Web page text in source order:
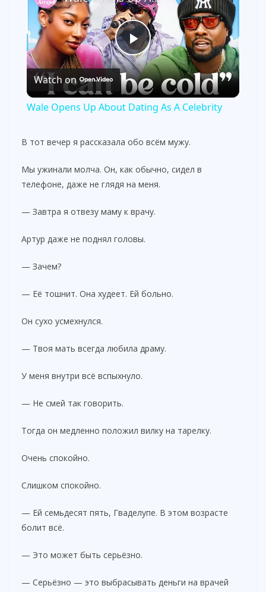
P
l
y
i
Watch on
Wale Opens Up About Dating As A Celebrity
В тот вечер я рассказала обо всём мужу.
Мы ужинали молча. Он, как обычно, сидел в
телефоне, даже не глядя на меня.
— Завтра я отвезу маму к врачу.
Артур даже не поднял головы.
— Зачем?
— Её тошнит. Она худеет. Ей больно.
Он сухо усмехнулся.
— Твоя мать всегда любила драму.
У меня внутри всё вспыхнуло.
— Не смей так говорить.
Тогда он медленно положил вилку на тарелку.
Очень спокойно.
Слишком спокойно.
— Ей семьдесят пять, Гваделупе. В этом возрасте
болит всё.
— Это может быть серьёзно.
— Серьёзно — это выбрасывать деньги на врачей